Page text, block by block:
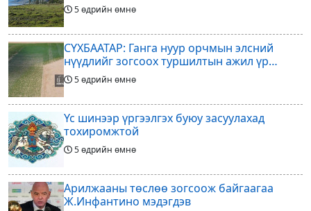
5 өдрийн өмнө
СҮХБААТАР: Ганга нуур орчмын элсний
нүүдлийг зогсоох туршилтын ажил үр
дүнгээ өгч эхэлжээ
5 өдрийн өмнө
Үс шинээр үргээлгэх буюу засуулахад
тохиромжтой
5 өдрийн өмнө
Арилжааны төслөө зогсоож байгаагаа
Ж.Инфантино мэдэгдэв